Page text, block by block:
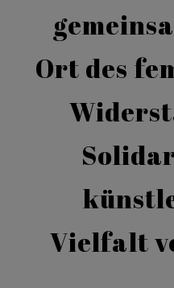
Ort des
Vielfalt